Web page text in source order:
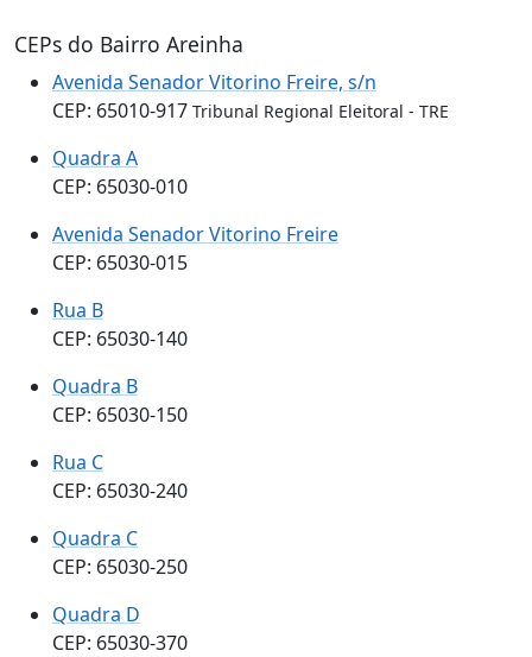
CEPs do Bairro Areinha
Avenida Senador Vitorino Freire, s/n
CEP: 65010-917 Tribunal Regional Eleitoral - TRE
Quadra A
CEP: 65030-010
Avenida Senador Vitorino Freire
CEP: 65030-015
Rua B
CEP: 65030-140
Quadra B
CEP: 65030-150
Rua C
CEP: 65030-240
Quadra C
CEP: 65030-250
Quadra D
CEP: 65030-370